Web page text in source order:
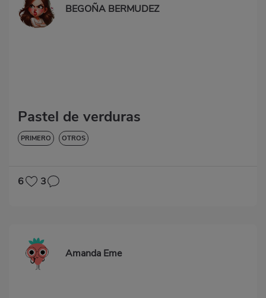
BEGOÑA BERMUDEZ
Pastel de verduras
PRIMERO OTROS
6 3
Amanda Eme